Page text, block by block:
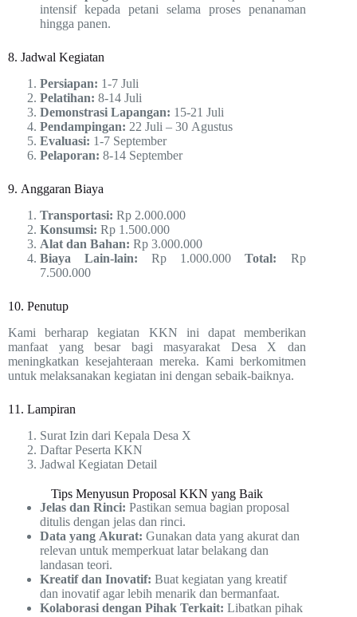
intensif kepada petani selama proses penanaman
hingga panen.
8. Jadwal Kegiatan
Persiapan: 1-7 Juli
Pelatihan: 8-14 Juli
Demonstrasi Lapangan: 15-21 Juli
Pendampingan: 22 Juli – 30 Agustus
Evaluasi: 1-7 September
Pelaporan: 8-14 September
9. Anggaran Biaya
Transportasi: Rp 2.000.000
Konsumsi: Rp 1.500.000
Alat dan Bahan: Rp 3.000.000
Biaya Lain-lain: Rp 1.000.000 Total: Rp
7.500.000
10. Penutup
Kami berharap kegiatan KKN ini dapat memberikan
manfaat yang besar bagi masyarakat Desa X dan
meningkatkan kesejahteraan mereka. Kami berkomitmen
untuk melaksanakan kegiatan ini dengan sebaik-baiknya.
11. Lampiran
Surat Izin dari Kepala Desa X
Daftar Peserta KKN
Jadwal Kegiatan Detail
Tips Menyusun Proposal KKN yang Baik
Jelas dan Rinci: Pastikan semua bagian proposal
ditulis dengan jelas dan rinci.
Data yang Akurat: Gunakan data yang akurat dan
relevan untuk memperkuat latar belakang dan
landasan teori.
Kreatif dan Inovatif: Buat kegiatan yang kreatif
dan inovatif agar lebih menarik dan bermanfaat.
Kolaborasi dengan Pihak Terkait: Libatkan pihak